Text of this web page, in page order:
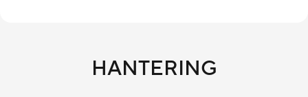
HANTERING